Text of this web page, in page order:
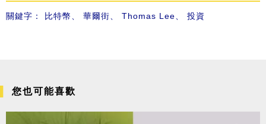
關鍵字： 比特幣、 華爾街、 Thomas Lee、 投資
您也可能喜歡